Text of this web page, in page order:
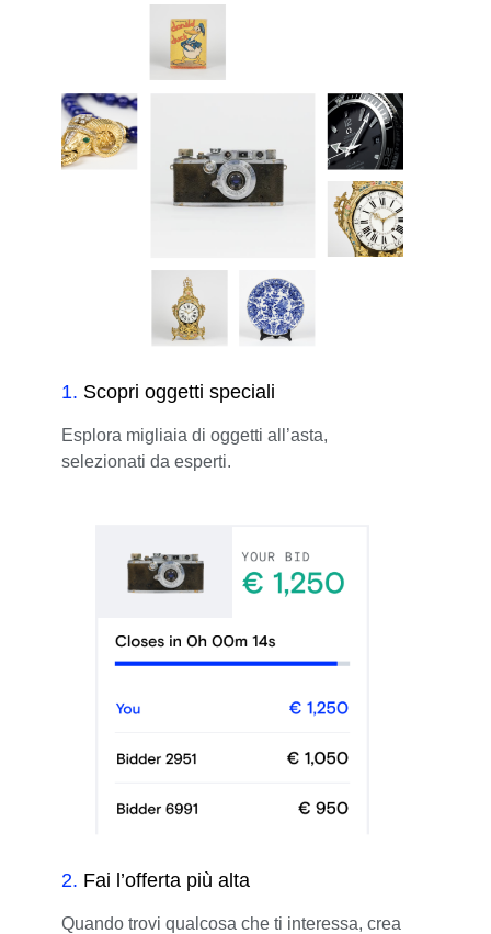
1. Scopri oggetti speciali
Esplora migliaia di oggetti all’asta,
selezionati da esperti.
2. Fai l’offerta più alta
Quando trovi qualcosa che ti interessa, crea